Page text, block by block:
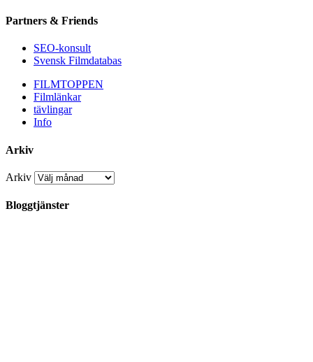
Partners & Friends
SEO-konsult
Svensk Filmdatabas
FILMTOPPEN
Filmlänkar
tävlingar
Info
Arkiv
Arkiv
Bloggtjänster